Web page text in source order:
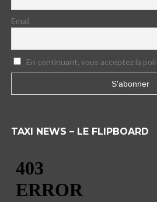
Email
En continuant, vous acceptez la
TAXI NEWS – LE FLIPBOARD